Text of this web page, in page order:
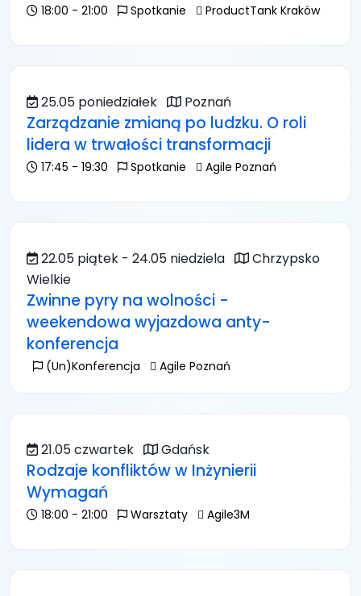
18:00 - 21:00 Spotkanie ProductTank Kraków
25.05 poniedziałek Poznań
Zarządzanie zmianą po ludzku. O roli
lidera w trwałości transformacji
17:45 - 19:30 Spotkanie Agile Poznań
22.05 piątek - 24.05 niedziela
Chrzypsko
Wielkie
Zwinne pyry na wolności -
weekendowa wyjazdowa anty-
konferencja
(Un)Konferencja Agile Poznań
21.05 czwartek Gdańsk
Rodzaje konfliktów w Inżynierii
Wymagań
18:00 - 21:00 Warsztaty Agile3M